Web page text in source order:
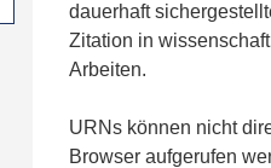
dauerhaft
Zitation in
Arbeiten.
URNs können nicht
Browser aufgerufen